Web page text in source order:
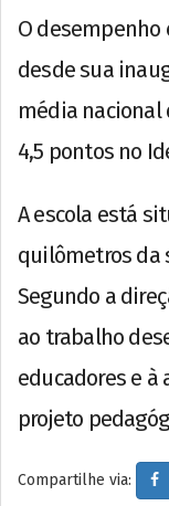
O desempenho
desde sua
média nacional
4,5 pontos no
A escola está
quilômetros da
Segundo a
ao trabalho
educadores e à
projeto
Compartilhe via: